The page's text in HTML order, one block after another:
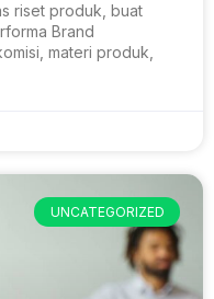
riset produk, buat
Brand
materi produk,
UNCATEGORIZED